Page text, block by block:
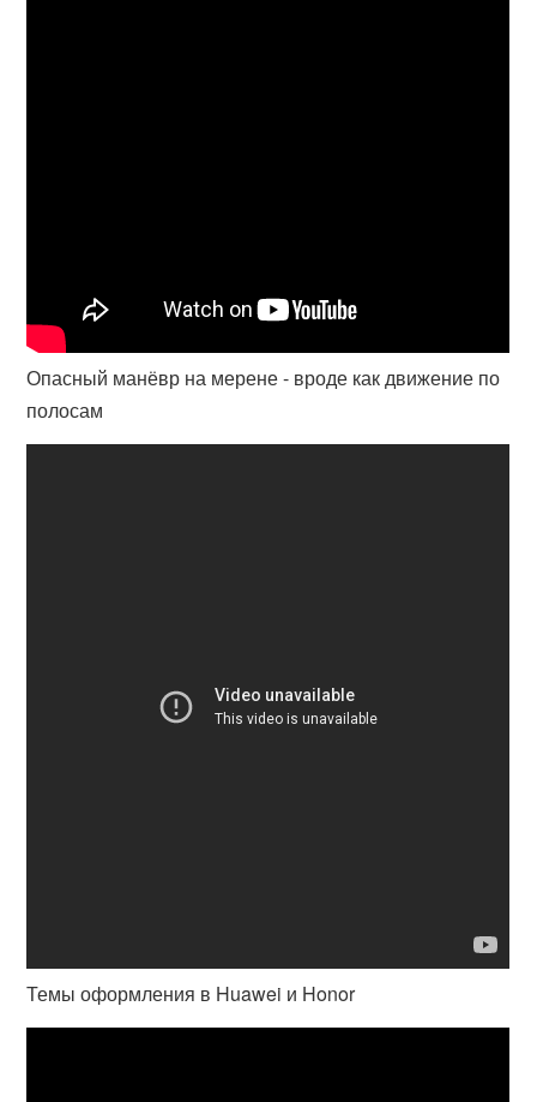
Опасный манёвр на мерене - вроде как движение по
полосам
Темы оформления в Huawei и Honor